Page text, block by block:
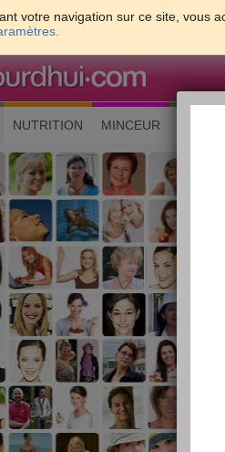
votre navigation sur ce site, vous
(current)
NUTRITION MINCEUR